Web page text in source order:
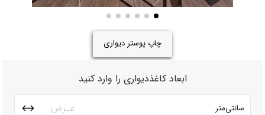
چاپ پوستر دیواری
ابعاد کاغذدیواری را وارد کنید
سانتی‌متر